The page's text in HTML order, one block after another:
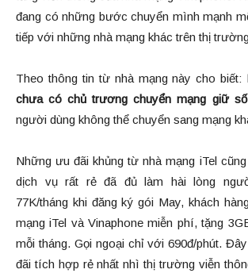
đang có những bước chuyển mình mạnh
tiếp với những nhà mạng khác trên thị
Theo thông tin từ nhà mạng này cho biết:
chưa có chủ trương chuyển mạng giữ số
người dùng không thể chuyển sang mạng
Những ưu đãi khủng từ nhà mạng iTel
dịch vụ rất rẻ đã đủ làm hài lòng
77K/tháng khi đăng ký gói May, khách
mạng iTel và Vinaphone miễn phí, tặng
mỗi tháng. Gọi ngoại chỉ với 690đ/phút.
đãi tích hợp rẻ nhất nhì thị trường viễn